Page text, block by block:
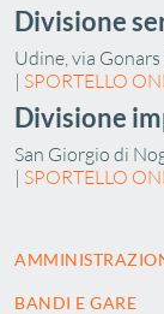
Divisione
Udine, via Gonars
| SPORTELLO
Divisione
San Giorgio di
| SPORTELLO
BANDI E GARE